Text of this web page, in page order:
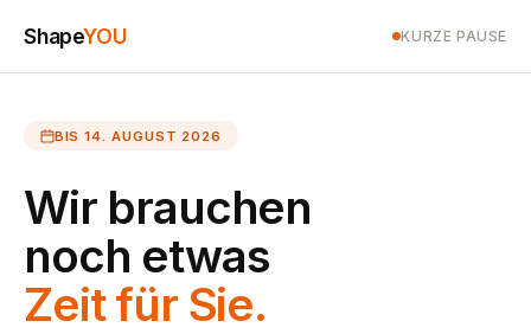
ShapeYOU KURZE PAUSE
BIS 14. AUGUST 2026
Wir brauchen
noch etwas
Zeit für Sie.